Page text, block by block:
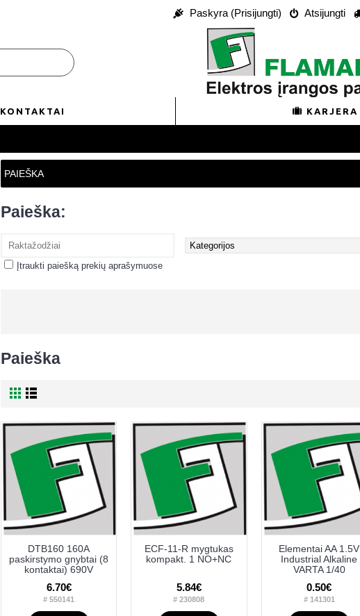
Paskyra (Prisijungti) Atsijungti
KONTAKTAI KARJERA
PAIEŠKA
Paieška:
Įtraukti paiešką prekių aprašymuose
Paieška
DTB160 160A
paskirstymo gnybtai (8
kontaktai) 690V
6.70€
# 550141
ECF-11-R mygtukas
kompakt. 1 NO+NC
5.84€
# 230808
Elementai AA 1.5V
Industrial Alkaline
VARTA 1/40
0.50€
# 141301